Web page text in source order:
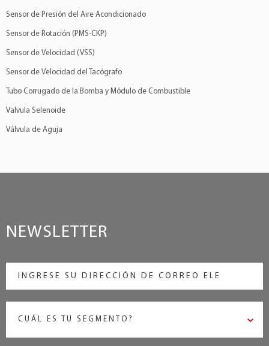
Sensor de Presión del Aire Acondicionado
Sensor de Rotación (PMS-CKP)
Sensor de Velocidad (VSS)
Sensor de Velocidad del Tacógrafo
Tubo Corrugado de la Bomba y Módulo de Combustible
Valvula Selenoide
Válvula de Aguja
NEWSLETTER
CUÁL ES TU SEGMENTO?